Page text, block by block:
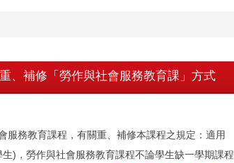
、補修「勞作與社會服務教育課」方式
務教育課程，有關重、補修本課程之規定：適用
)，勞作與社會服務教育課程不論學生缺一學期課程